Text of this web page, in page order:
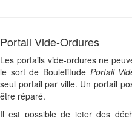
Portail Vide-Ordures
Les portails vide-ordures ne
le sort de Bouletitude Portail
seul portail par ville. Un portail
être réparé.
Il est possible de jeter des